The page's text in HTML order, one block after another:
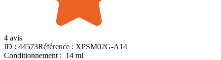
4 avis
ID : 44573Référence : XPSM02G-A14
Conditionnement : 14 ml